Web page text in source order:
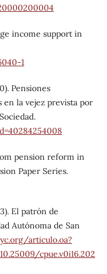
income support in
1
Pensiones
la vejez prevista por
pension reform in
Paper Series.
El patrón de
Autónoma de San
articulo.oa?
cpue.v0i16.202